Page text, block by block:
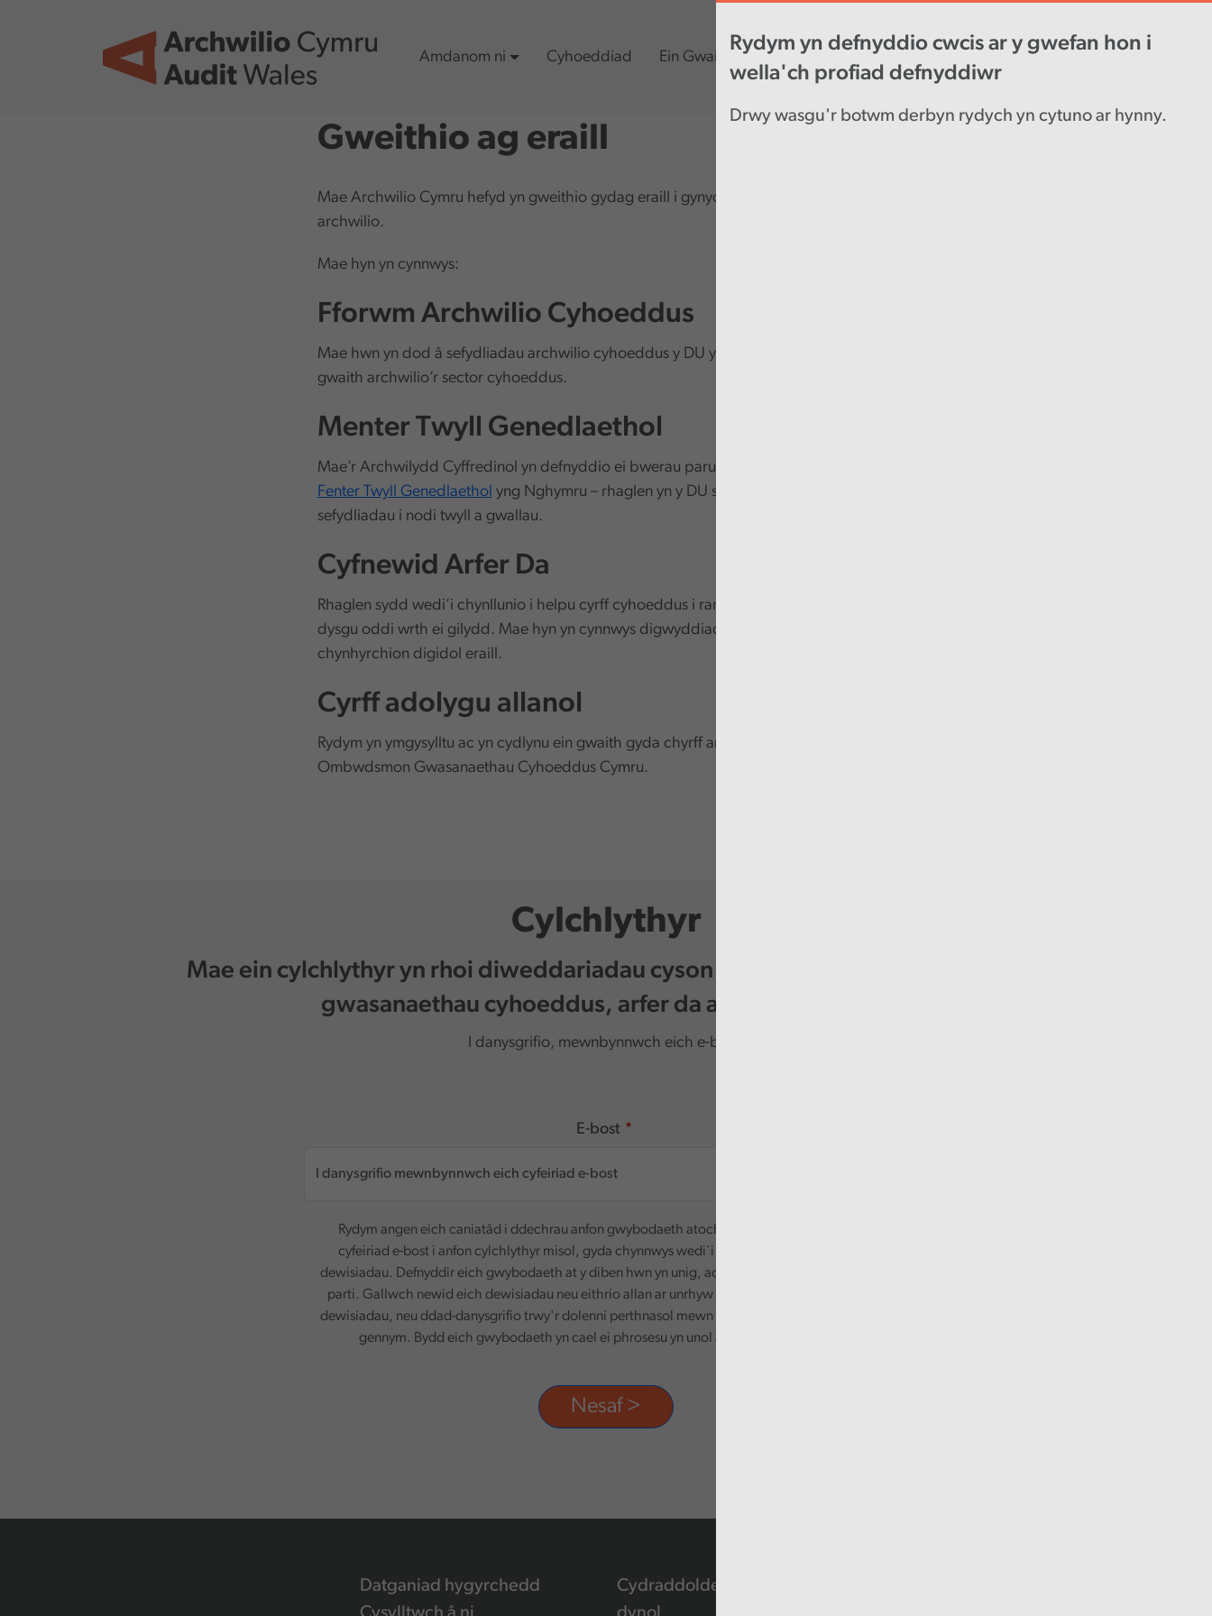
Rydym yn defnyddio cwcis ar y gwefan hon i
wella'ch profiad defnyddiwr
Drwy wasgu'r botwm derbyn rydych yn cytuno ar hynny.
Amdanom ni Cyhoeddiad Ein Gwaith Cynnwys diweddaraf Gyrfaoedd
Gweithio ag eraill
Mae Archwilio Cymru hefyd yn gweithio gydag eraill i gynyddu manteision gwaith
archwilio.
Mae hyn yn cynnwys:
Fforwm Archwilio Cyhoeddus
Mae hwn yn dod â sefydliadau archwilio cyhoeddus y DU ynghyd ar gyfer datblygu
gwaith archwilio’r sector cyhoeddus.
Menter Twyll Genedlaethol
Mae’r Archwilydd Cyffredinol yn defnyddio ei bwerau paru data statudol i gynnal y
Fenter Twyll Genedlaethol yng Nghymru – rhaglen yn y DU sy’n paru data ar draws
sefydliadau i nodi twyll a gwallau.
Cyfnewid Arfer Da
Rhaglen sydd wedi’i chynllunio i helpu cyrff cyhoeddus i rannu mewnwelediadau a
dysgu oddi wrth ei gilydd. Mae hyn yn cynnwys digwyddiadau, gweminarau a
chynhyrchion digidol eraill.
Cyrff adolygu allanol
Rydym yn ymgysylltu ac yn cydlynu ein gwaith gyda chyrff arolygu, comisiynwyr a
Ombwdsmon Gwasanaethau Cyhoeddus Cymru.
Cylchlythyr
Mae ein cylchlythyr yn rhoi diweddariadau cyson i chi am ein gwaith archwilio
gwasanaethau cyhoeddus, arfer da a digwyddiadau.
I danysgrifio, mewnbynnwch eich e-bost.
E-bost
Rydym angen eich caniatâd i ddechrau anfon gwybodaeth atoch. Defnyddir eich enw a'ch
cyfeiriad e-bost i anfon cylchlythyr misol, gyda chynnwys wedi'i deilwra yn seiliedig ar eich
dewisiadau. Defnyddir eich gwybodaeth at y diben hwn yn unig, ac ni chaiff ei rhannu â thrydydd
parti. Gallwch newid eich dewisiadau neu eithrio allan ar unrhyw adeg, trwy ddiweddaru eich
dewisiadau, neu ddad-danysgrifio trwy'r dolenni perthnasol mewn unrhyw e-bost a dderbyniwch
gennym. Bydd eich gwybodaeth yn cael ei phrosesu yn unol â'n polisi preifatrwydd.
Datganiad hygyrchedd
Cydraddoldeb a hawliau